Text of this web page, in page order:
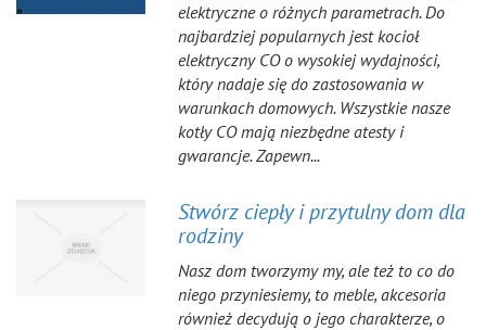
elektryczne o różnych parametrach. Do
najbardziej popularnych jest kocioł
elektryczny CO o wysokiej wydajności,
który nadaje się do zastosowania w
warunkach domowych. Wszystkie nasze
kotły CO mają niezbędne atesty i
gwarancje. Zapewn...
Stwórz ciepły i przytulny dom dla
rodziny
Nasz dom tworzymy my, ale też to co do
niego przyniesiemy, to meble, akcesoria
również decydują o jego charakterze, o